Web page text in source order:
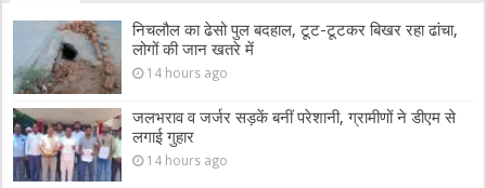
निचलौल का ढेसो पुल बदहाल, टूट-टूटकर बिखर रहा ढांचा,
लोगों की जान खतरे में
14 hours ago
जलभराव व जर्जर सड़कें बनीं परेशानी, ग्रामीणों ने डीएम से
लगाई गुहार
14 hours ago